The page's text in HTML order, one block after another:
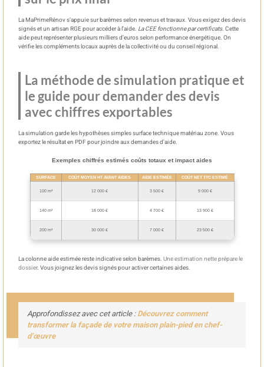
La MaPrimeRénov s’appuie sur barèmes selon revenus et travaux. Vous exigez des devis
signés et un artisan RGE pour accéder à l’aide. La CEE fonctionne par certificats. Cette
aide peut représenter plusieurs milliers d’euros selon performance énergétique. On
vérifie les compléments locaux auprès de la collectivité ou du conseil régional.
La méthode de simulation pratique et
le guide pour demander des devis
avec chiffres exportables
La simulation garde les hypothèses simples surface technique matériau zone. Vous
exportez le résultat en PDF pour joindre aux demandes d’aide.
Exemples chiffrés estimés coûts totaux et impact aides
SURFACE COÛT MOYEN HT AVANT AIDES AIDE ESTIMÉE COÛT NET TTC ESTIMÉ
100 m² 12 000 € 3 500 € 9 000 €
140 m² 18 000 € 4 700 € 13 900 €
200 m² 30 000 € 7 000 € 23 500 €
La colonne aide estimée reste indicative selon barèmes. Une estimation nette prépare le
dossier. Vous joignez les devis signés pour activer certaines aides.
Approfondissez avec cet article :Découvrez comment
transformer la façade de votre maison plain-pied en chef-
d’œuvre